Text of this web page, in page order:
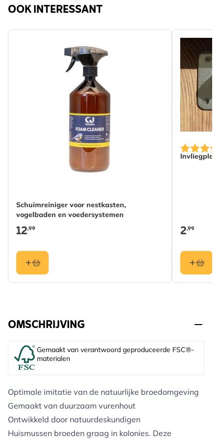
OOK INTERESSANT
Schuimreiniger voor nestkasten,
vogelbaden en voedersystemen
12,99 2,99
OMSCHRIJVING
Gemaakt van verantwoord geproduceerde FSC®-
materialen
Optimale imitatie van de natuurlijke broedomgeving
Gemaakt van duurzaam vurenhout
Ontwikkeld door natuurdeskundigen
Huismussen broeden graag in kolonies. Deze